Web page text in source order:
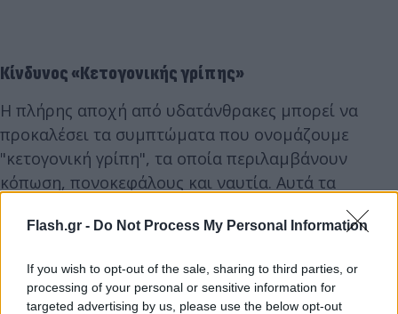
Flash.gr - Do Not Process My Personal Information
If you wish to opt-out of the sale, sharing to third parties, or
processing of your personal or sensitive information for
targeted advertising by us, please use the below opt-out
Κίνδυνος «Κετογονικής γρίπης»
Η πλήρης αποχή από υδατάνθρακες μπορεί να
προκαλέσει τα συμπτώματα που ονομάζουμε
"κετογονική γρίπη", τα οποία περιλαμβάνουν
κόπωση, πονοκεφάλους και ναυτία. Αυτά τα
προκαλούνται από την αλλαγή της πηγής ενέργειας
Ωστόσο, άτομα με προβλήματα υγείας, όπως
νεφρική ανεπάρκεια ή διαβήτη, θα πρέπει να είναι